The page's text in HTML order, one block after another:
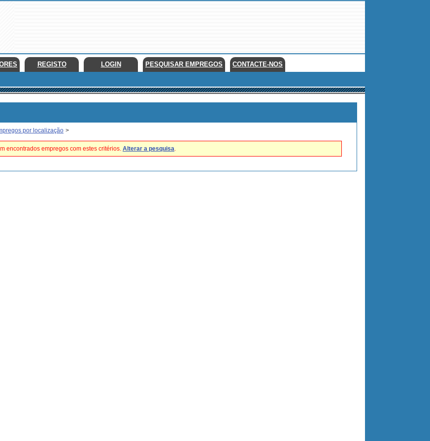
REGISTO LOGIN PESQUISAR EMPREGOS CONTACTE-NOS
por localização >
encontrados empregos com estes critérios. Alterar a pesquisa.